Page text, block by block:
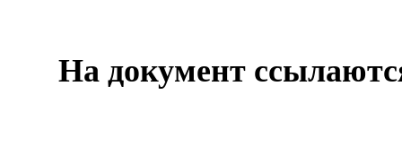
На документ